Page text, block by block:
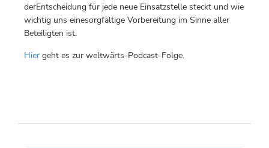
derEntscheidung für jede neue Einsatzstelle steckt und wie
wichtig uns einesorgfältige Vorbereitung im Sinne aller
Beteiligten ist.
Hier geht es zur weltwärts-Podcast-Folge.